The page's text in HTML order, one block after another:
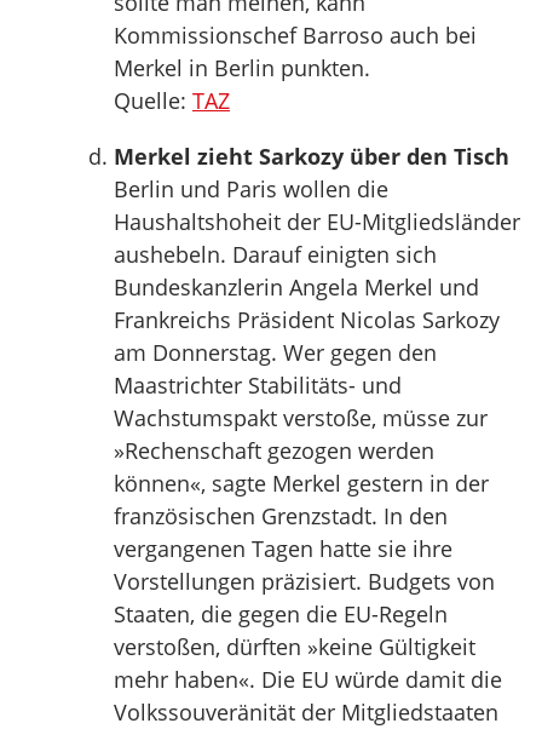
Kommissionschef Barroso auch bei
Merkel in Berlin punkten.
Quelle: TAZ
Merkel zieht Sarkozy über den Tisch
Berlin und Paris wollen die
Haushaltshoheit der EU-Mitgliedsländer
aushebeln. Darauf einigten sich
Bundeskanzlerin Angela Merkel und
Frankreichs Präsident Nicolas Sarkozy
am Donnerstag. Wer gegen den
Maastrichter Stabilitäts- und
Wachstumspakt verstoße, müsse zur
»Rechenschaft gezogen werden
können«, sagte Merkel gestern in der
französischen Grenzstadt. In den
vergangenen Tagen hatte sie ihre
Vorstellungen präzisiert. Budgets von
Staaten, die gegen die EU-Regeln
verstoßen, dürften »keine Gültigkeit
mehr haben«. Die EU würde damit die
Volkssouveränität der Mitgliedstaaten